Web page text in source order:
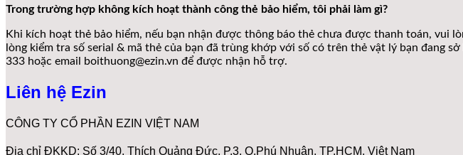
Trong trường hợp không kích hoạt thành công thẻ bảo hiểm, tôi phải làm gì?
Khi kích hoạt thẻ bảo hiểm, nếu bạn nhận được thông báo thẻ chưa được thanh toán, vui
lòng kiểm tra số serial & mã thẻ của bạn đã trùng khớp với số có trên thẻ vật lý bạn đang
333 hoặc email boithuong@ezin.vn để được nhận hỗ trợ.
Liên hệ Ezin
CÔNG TY CỔ PHẦN EZIN VIỆT NAM
Địa chỉ ĐKKD: Số 3/40, Thích Quảng Đức, P.3, Q.Phú Nhuận, TP.HCM, Việt Nam